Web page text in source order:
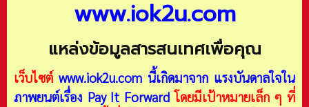
www.iok2u.com
แหล่งข้อมูลสารสนเทศเพื่อคุณ
เว็บไซต์ www.iok2u.com นี้เกิดมาจาก แรงบันดาลใจใน
ภาพยนต์เรื่อง Pay It Forward โดยมีเป้าหมายเล็ก ๆ ที่